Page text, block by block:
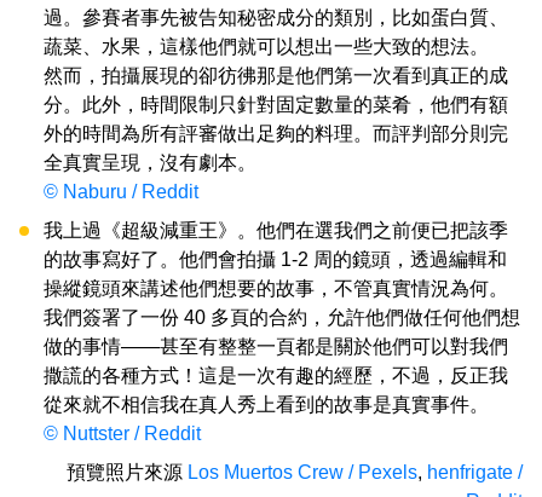
過。參賽者事先被告知秘密成分的類別，比如蛋白質、
蔬菜、水果，這樣他們就可以想出一些大致的想法。
然而，拍攝展現的卻彷彿那是他們第一次看到真正的成
分。此外，時間限制只針對固定數量的菜肴，他們有額
外的時間為所有評審做出足夠的料理。而評判部分則完
全真實呈現，沒有劇本。
© Naburu / Reddit
我上過《超級減重王》。他們在選我們之前便已把該季
的故事寫好了。他們會拍攝 1-2 周的鏡頭，透過編輯和
操縱鏡頭來講述他們想要的故事，不管真實情況為何。
我們簽署了一份 40 多頁的合約，允許他們做任何他們想
做的事情——甚至有整整一頁都是關於他們可以對我們
撒謊的各種方式！這是一次有趣的經歷，不過，反正我
從來就不相信我在真人秀上看到的故事是真實事件。
© Nuttster / Reddit
預覽照片來源 Los Muertos Crew / Pexels, henfrigate /